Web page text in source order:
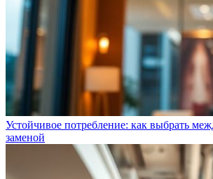
Устойчивое потребление: как выбрать
заменой